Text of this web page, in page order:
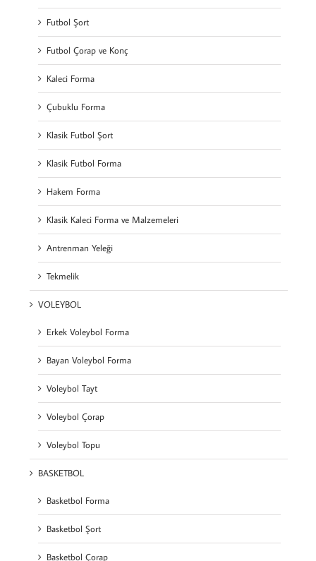
Futbol Şort
Futbol Çorap ve Konç
Kaleci Forma
Çubuklu Forma
Klasik Futbol Şort
Klasik Futbol Forma
Hakem Forma
Klasik Kaleci Forma ve Malzemeleri
Antrenman Yeleği
Tekmelik
VOLEYBOL
Erkek Voleybol Forma
Bayan Voleybol Forma
Voleybol Tayt
Voleybol Çorap
Voleybol Topu
BASKETBOL
Basketbol Forma
Basketbol Şort
Basketbol Çorap